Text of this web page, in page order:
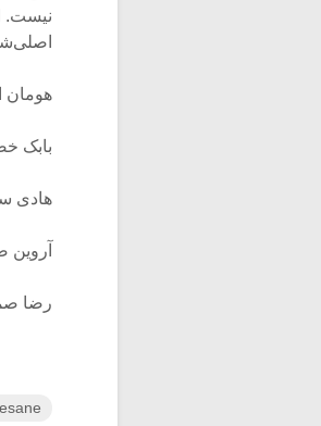
نیست.
هومان
بابک
هادی
رضا